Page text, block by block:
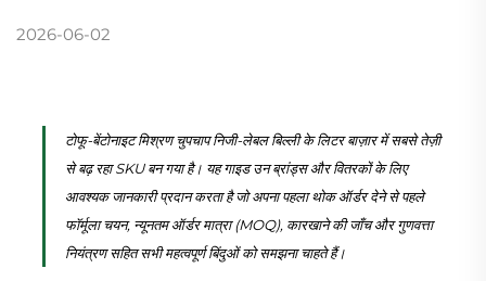
2026-06-02
टोफू-बेंटोनाइट मिश्रण चुपचाप निजी-लेबल बिल्ली के लिटर बाज़ार में सबसे तेज़ी
से बढ़ रहा SKU बन गया है। यह गाइड उन ब्रांड्स और वितरकों के लिए
आवश्यक जानकारी प्रदान करता है जो अपना पहला थोक ऑर्डर देने से पहले
फॉर्मूला चयन, न्यूनतम ऑर्डर मात्रा (MOQ), कारखाने की जाँच और गुणवत्ता
नियंत्रण सहित सभी महत्वपूर्ण बिंदुओं को समझना चाहते हैं।